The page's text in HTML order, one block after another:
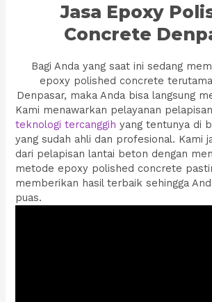
Jasa Epoxy
Concrete
Bagi Anda yang saat ini sedang
epoxy polished concrete
Denpasar, maka Anda bisa langsung
Kami menawarkan pelayanan
teknologi tercanggih yang tentunya di
yang sudah ahli dan profesional. Kami
dari pelapisan lantai beton dengan
metode epoxy polished concrete
memberikan hasil terbaik sehingga
puas.